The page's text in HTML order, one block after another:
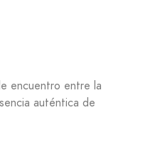
encuentro entre la
auténtica de